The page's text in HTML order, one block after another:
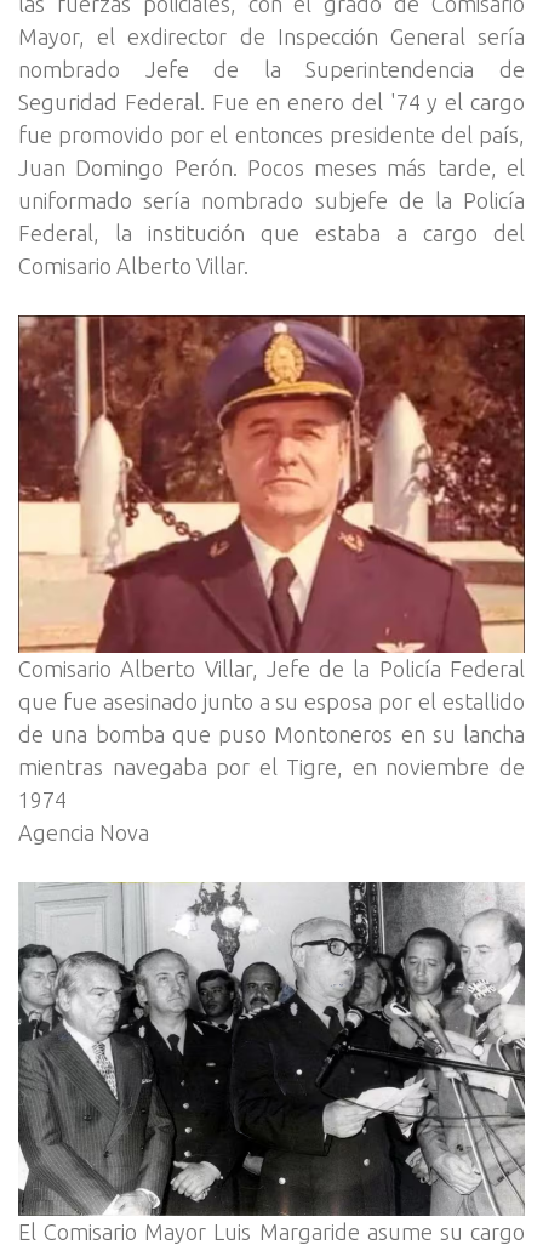
Mayor, el exdirector de Inspección General sería
nombrado Jefe de la Superintendencia de
Seguridad Federal. Fue en enero del '74 y el cargo
fue promovido por el entonces presidente del país,
Juan Domingo Perón. Pocos meses más tarde, el
uniformado sería nombrado subjefe de la Policía
Federal, la institución que estaba a cargo del
Comisario Alberto Villar.
Comisario Alberto Villar, Jefe de la Policía Federal
que fue asesinado junto a su esposa por el estallido
de una bomba que puso Montoneros en su lancha
mientras navegaba por el Tigre, en noviembre de
1974
Agencia Nova
El Comisario Mayor Luis Margaride asume su cargo